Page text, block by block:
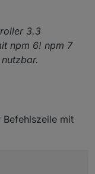
3.3
npm 6! npm 7
mit